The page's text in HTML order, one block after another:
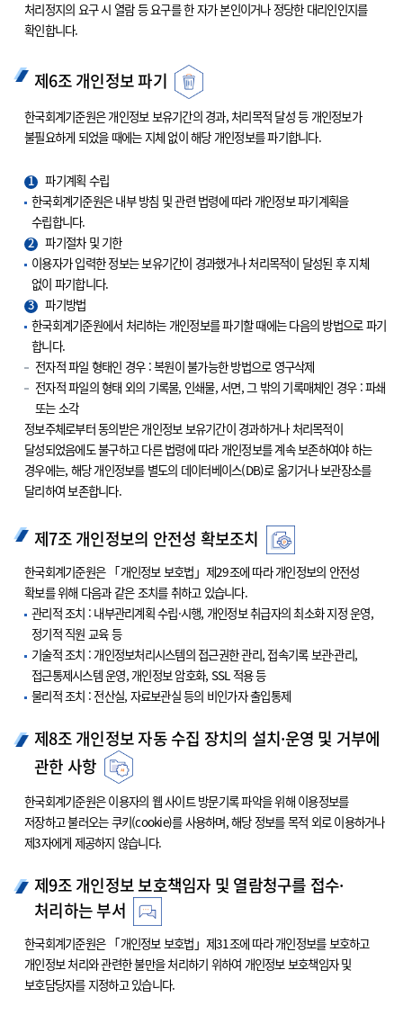
처리정지의 요구 시 열람 등 요구를 한 자가 본인이거나 정당한 대리인인지를
확인합니다.
제6조 개인정보 파기
한국회계기준원은 개인정보 보유기간의 경과, 처리목적 달성 등 개인정보가
불필요하게 되었을 때에는 지체 없이 해당 개인정보를 파기합니다.
1
파기계획 수립
한국회계기준원은 내부 방침 및 관련 법령에 따라 개인정보 파기계획을
수립합니다.
2
파기절차 및 기한
이용자가 입력한 정보는 보유기간이 경과했거나 처리목적이 달성된 후 지체
없이 파기합니다.
3
파기방법
한국회계기준원에서 처리하는 개인정보를 파기할 때에는 다음의 방법으로 파기
합니다.
전자적 파일 형태인 경우 : 복원이 불가능한 방법으로 영구삭제
전자적 파일의 형태 외의 기록물, 인쇄물, 서면, 그 밖의 기록매체인 경우 : 파쇄
또는 소각
정보주체로부터 동의받은 개인정보 보유기간이 경과하거나 처리목적이
달성되었음에도 불구하고 다른 법령에 따라 개인정보를 계속 보존하여야 하는
경우에는, 해당 개인정보를 별도의 데이터베이스(DB)로 옮기거나 보관장소를
달리하여 보존합니다.
제7조 개인정보의 안전성 확보조치
한국회계기준원은 「개인정보 보호법」제29조에 따라 개인정보의 안전성
확보를 위해 다음과 같은 조치를 취하고 있습니다.
관리적 조치 : 내부관리계획 수립·시행, 개인정보 취급자의 최소화 지정 운영,
정기적 직원 교육 등
기술적 조치 : 개인정보처리시스템의 접근권한 관리, 접속기록 보관·관리,
접근통제시스템 운영, 개인정보 암호화, SSL 적용 등
물리적 조치 : 전산실, 자료보관실 등의 비인가자 출입통제
제8조 개인정보 자동 수집 장치의 설치·운영 및 거부에
관한 사항
한국회계기준원은 이용자의 웹 사이트 방문기록 파악을 위해 이용정보를
저장하고 불러오는 쿠키(cookie)를 사용하며, 해당 정보를 목적 외로 이용하거나
제3자에게 제공하지 않습니다.
제9조 개인정보 보호책임자 및 열람청구를 접수·
처리하는 부서
한국회계기준원은 「개인정보 보호법」제31조에 따라 개인정보를 보호하고
개인정보 처리와 관련한 불만을 처리하기 위하여 개인정보 보호책임자 및
보호담당자를 지정하고 있습니다.